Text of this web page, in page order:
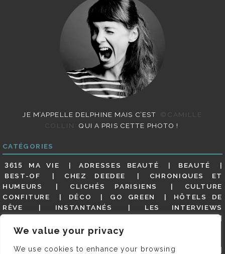
We value your privacy
We use cookies to enhance your browsing
JE M’APPELLE DELPHINE MAIS C’EST
©CAMILLE
COLLIN
QUI A PRIS CETTE PHOTO !
CATÉGORIES
3615 MA VIE ADRESSES BEAUTÉ
BEAUTÉ
BEST-OF
CHEZ DEEDEE
CHRONIQUES ET
HUMEURS
CLICHÉS PARISIENS
CULTURE
CONFITURE
DÉCO GO GREEN
HÔTELS DE
RÊVE
INSTANTANÉS
LES INTERVIEWS
MES ADRESSES
MODE NON CLASSÉ
GUIDE
PARIS EN PHOTOS RESTAURANTS